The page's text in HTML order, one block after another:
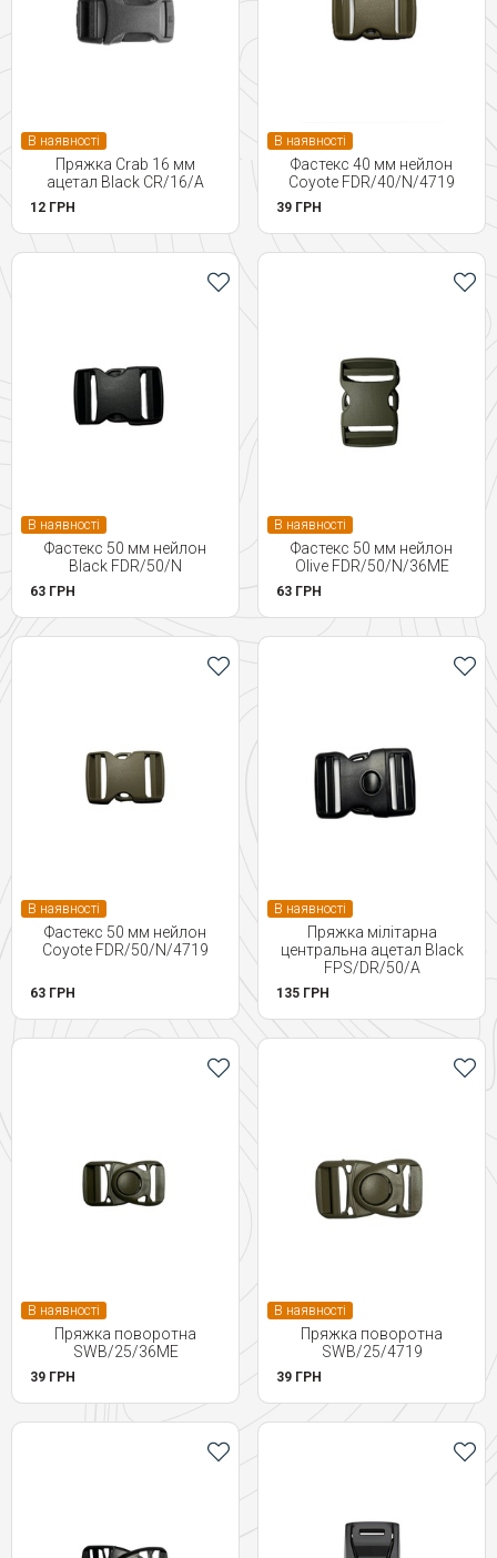
В наявності
Пряжка Crab 16 мм
ацетал Black CR/16/A
12 ГРН
В наявності
Фастекс 40 мм нейлон
Coyote FDR/40/N/4719
39 ГРН
В наявності
Фастекс 50 мм нейлон
Black FDR/50/N
63 ГРН
В наявності
Фастекс 50 мм нейлон
Olive FDR/50/N/36ME
63 ГРН
В наявності
Фастекс 50 мм нейлон
Coyote FDR/50/N/4719
63 ГРН
В наявності
Пряжка мілітарна
центральна ацетал Black
FPS/DR/50/A
135 ГРН
В наявності
Пряжка поворотна
SWB/25/36ME
39 ГРН
В наявності
Пряжка поворотна
SWB/25/4719
39 ГРН